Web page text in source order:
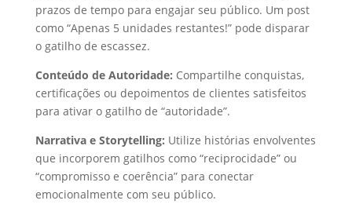
prazos de tempo para engajar seu público. Um post
como “Apenas 5 unidades restantes!” pode disparar
o gatilho de escassez.
Conteúdo de Autoridade: Compartilhe conquistas,
certificações ou depoimentos de clientes satisfeitos
para ativar o gatilho de “autoridade”.
Narrativa e Storytelling: Utilize histórias envolventes
que incorporem gatilhos como “reciprocidade” ou
“compromisso e coerência” para conectar
emocionalmente com seu público.